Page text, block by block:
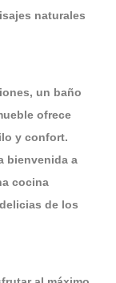
naturales
un baño
ofrece
y confort.
bienvenida a
cocina
de los